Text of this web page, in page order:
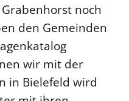
noch
den Gemeinden
wir mit der
in Bielefeld wird